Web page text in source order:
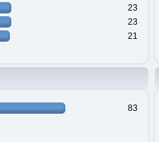
23
23
21
83